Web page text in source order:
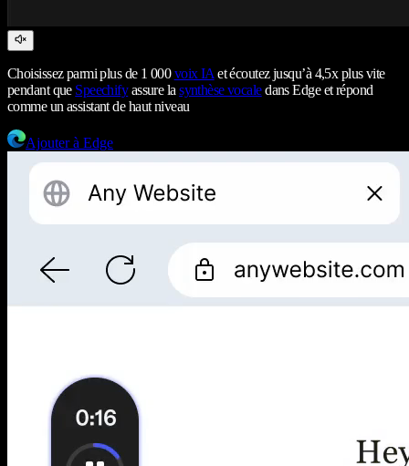
Choisissez parmi plus de 1 000voix IA et écoutez jusqu’à 4,5x plus vite
pendant que Speechifyassure lasynthèse vocaledans Edge et répond
comme un assistant de haut niveau
Ajouter à Edge